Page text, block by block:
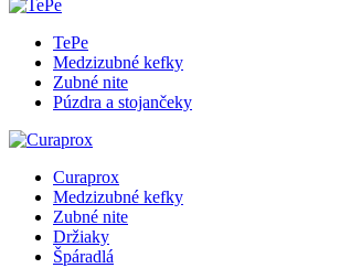
TePe
Medzizubné kefky
Zubné nite
Púzdra a stojančeky
Curaprox
Medzizubné kefky
Zubné nite
Držiaky
Špáradlá